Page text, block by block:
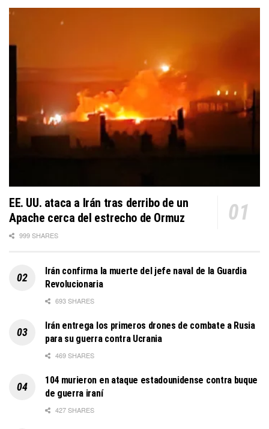
EE. UU. ataca a Irán tras derribo de un
Apache cerca del estrecho de Ormuz
999 SHARES
Irán confirma la muerte del jefe naval de la Guardia
Revolucionaria
693 SHARES
Irán entrega los primeros drones de combate a Rusia
para su guerra contra Ucrania
469 SHARES
104 murieron en ataque estadounidense contra buque
de guerra iraní
427 SHARES